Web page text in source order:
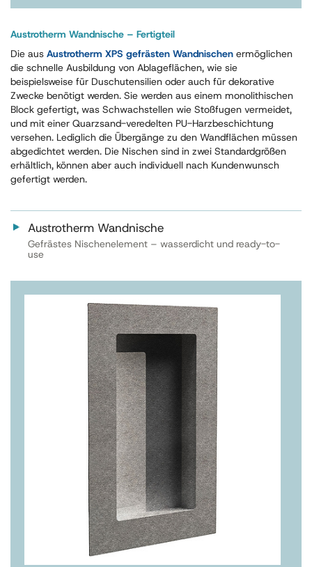
Austrotherm Wandnische – Fertigteil
Die aus Austrotherm XPS gefrästen Wandnischen ermöglichen
die schnelle Ausbildung von Ablageflächen, wie sie
beispielsweise für Duschutensilien oder auch für dekorative
Zwecke benötigt werden. Sie werden aus einem monolithischen
Block gefertigt, was Schwachstellen wie Stoßfugen vermeidet,
und mit einer Quarzsand-veredelten PU-Harzbeschichtung
versehen. Lediglich die Übergänge zu den Wandflächen müssen
abgedichtet werden. Die Nischen sind in zwei Standardgrößen
erhältlich, können aber auch individuell nach Kundenwunsch
gefertigt werden.
Austrotherm Wandnische
Gefrästes Nischenelement – wasserdicht und ready-to-
use